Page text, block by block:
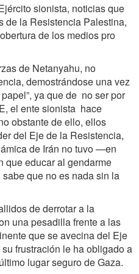
sionista, noticias que
de la Resistencia Palestina,
de los medios pro
de Netanyahu, no
demostrándose una vez
ya que de no ser por
el ente sionista hace
obstante de ello, ellos
del Eje de la Resistencia,
de Irán no tuvo —en
educar al gendarme
que no es nada sin la
de derrotar a la
una pesadilla frente a las
que se avecina del Eje
frustración le ha obligado a
lugar seguro de Gaza.